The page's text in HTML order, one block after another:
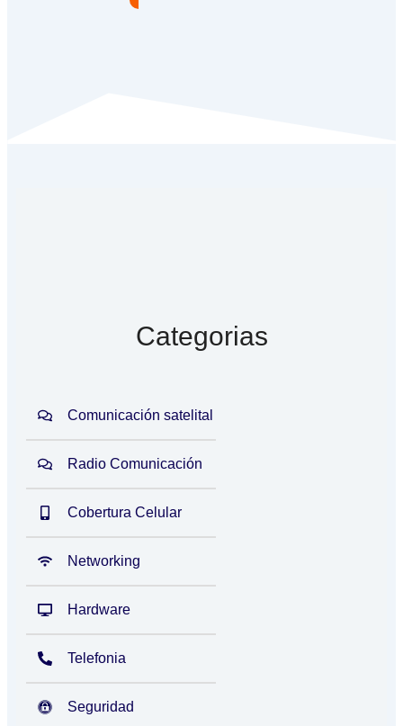
Categorias
Comunicación satelital
Radio Comunicación
Cobertura Celular
Networking
Hardware
Telefonia
Seguridad